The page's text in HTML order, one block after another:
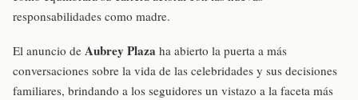
responsabilidades como madre.
El anuncio de Aubrey Plaza ha abierto la puerta a más
conversaciones sobre la vida de las celebridades y sus decisiones
familiares, brindando a los seguidores un vistazo a la faceta más